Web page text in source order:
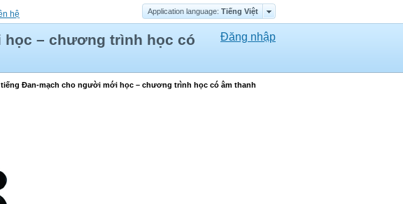
hệ Application language: Tiếng Việt
– chương trình học có
Đăng nhập
tiếng Đan-mạch cho người mới học – chương trình học có âm thanh